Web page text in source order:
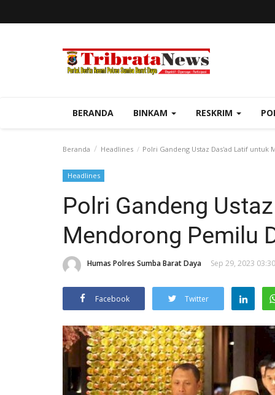
BERANDA BINKAM RESKRIM
Beranda Headlines Polri Gandeng Ustaz Das'ad Latif untuk
Headlines
Polri Gandeng
Mendorong Pemilu
Humas Polres Sumba Barat Daya Sep 29, 2023 03:30
Facebook Twitter